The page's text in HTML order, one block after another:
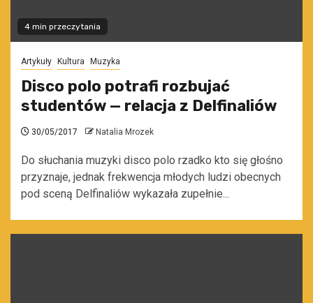
4 min przeczytania
Artykuły Kultura Muzyka
Disco polo potrafi rozbujać
studentów — relacja z Delfinaliów
30/05/2017 Natalia Mrozek
Do słuchania muzyki disco polo rzadko kto się głośno
przyznaje, jednak frekwencja młodych ludzi obecnych
pod sceną Delfinaliów wykazała zupełnie...